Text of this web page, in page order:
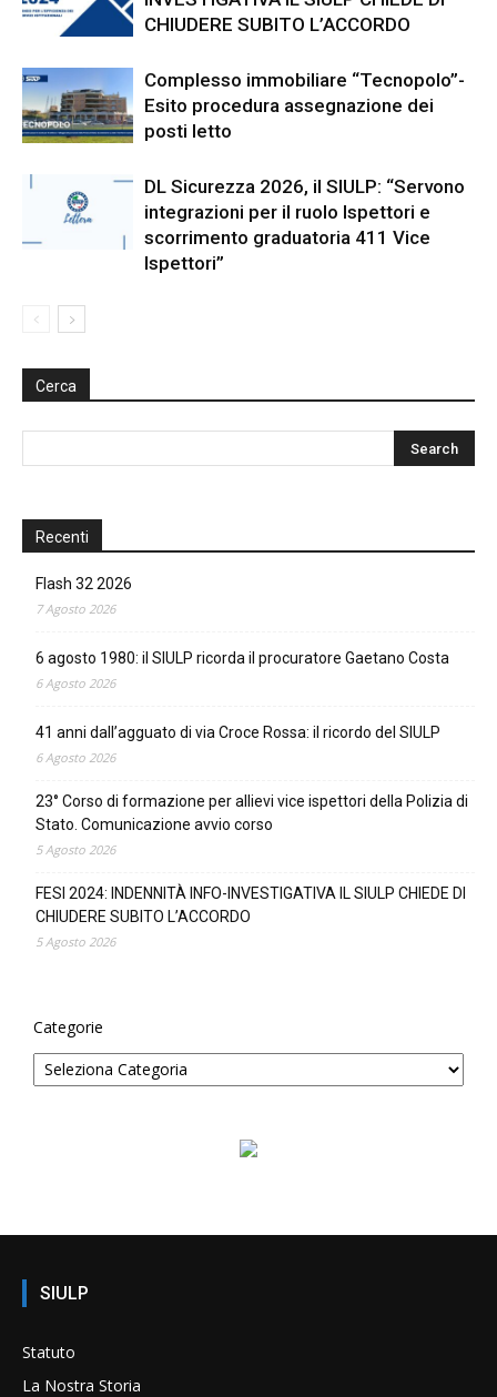
CHIUDERE SUBITO L’ACCORDO
Complesso immobiliare “Tecnopolo”-
Esito procedura assegnazione dei
posti letto
DL Sicurezza 2026, il SIULP: “Servono
integrazioni per il ruolo Ispettori e
scorrimento graduatoria 411 Vice
Ispettori”
Cerca
Recenti
Flash 32 2026
7 Agosto 2026
6 agosto 1980: il SIULP ricorda il procuratore Gaetano Costa
6 Agosto 2026
41 anni dall’agguato di via Croce Rossa: il ricordo del SIULP
6 Agosto 2026
23° Corso di formazione per allievi vice ispettori della Polizia di
Stato. Comunicazione avvio corso
5 Agosto 2026
FESI 2024: INDENNITÀ INFO-INVESTIGATIVA IL SIULP CHIEDE DI
CHIUDERE SUBITO L’ACCORDO
5 Agosto 2026
Categorie
SIULP
Statuto
La Nostra Storia